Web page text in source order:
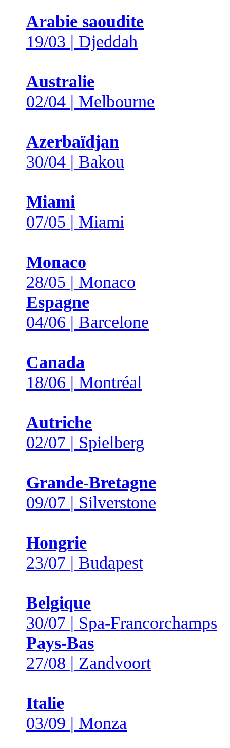
Arabie saoudite
19/03 | Djeddah
Australie
02/04 | Melbourne
Azerbaïdjan
30/04 | Bakou
Miami
07/05 | Miami
Monaco
28/05 | Monaco
Espagne
04/06 | Barcelone
Canada
18/06 | Montréal
Autriche
02/07 | Spielberg
Grande-Bretagne
09/07 | Silverstone
Hongrie
23/07 | Budapest
Belgique
30/07 | Spa-Francorchamps
Pays-Bas
27/08 | Zandvoort
Italie
03/09 | Monza